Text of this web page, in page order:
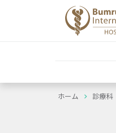
ホーム 診療科